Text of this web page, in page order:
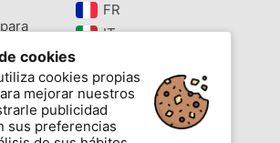
FR‎
IT‎
PL‎
PT‎
cookies
cookies propias
mejorar nuestros
publicidad
sus preferencias